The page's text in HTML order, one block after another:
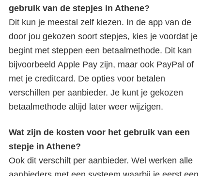
gebruik van de stepjes in Athene?
Dit kun je meestal zelf kiezen. In de app van de
door jou gekozen soort stepjes, kies je voordat je
begint met steppen een betaalmethode. Dit kan
bijvoorbeeld Apple Pay zijn, maar ook PayPal of
met je creditcard. De opties voor betalen
verschillen per aanbieder. Je kunt je gekozen
betaalmethode altijd later weer wijzigen.
Wat zijn de kosten voor het gebruik van een
stepje in Athene?
Ook dit verschilt per aanbieder. Wel werken alle